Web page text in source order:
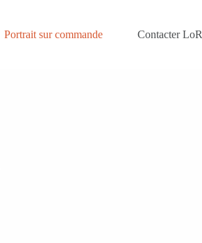
Portrait sur commande Contacter LoR